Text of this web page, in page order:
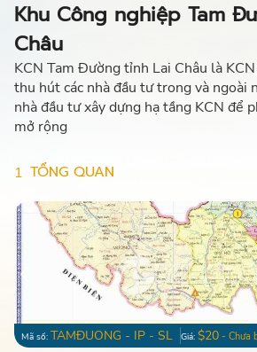
Khu Công nghiệp Tam
Châu
KCN Tam Đường tỉnh Lai Châu là
thu hút các nhà đầu tư trong và ngoài
nhà đầu tư xây dựng hạ tầng KCN để
mở rộng
1 TỔNG QUAN
Mã số: TAMĐUONG - IP - SL Giá: $20 - Chưa